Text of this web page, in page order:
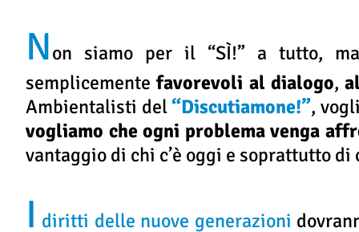
Non siamo per il “SÌ!” a tutto,
semplicementefavorevoli al dialogo,
Ambientalisti del“Discutiamone!”,
vogliamo che ogni problema venga
vantaggio di chi c’è oggi e soprattutto di
I diritti delle nuove generazioni